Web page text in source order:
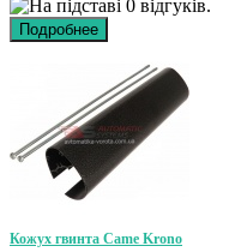
Кожух гвинта Came Krono